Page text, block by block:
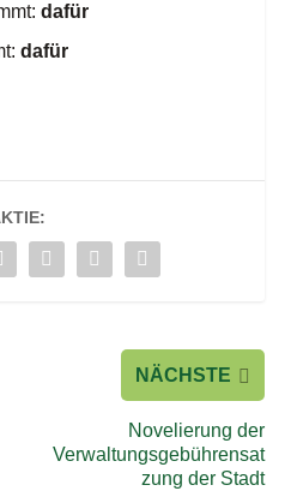
dafür
dafür
NÄCHSTE
Novelierung der
Verwaltungsgebührensat
zung der Stadt